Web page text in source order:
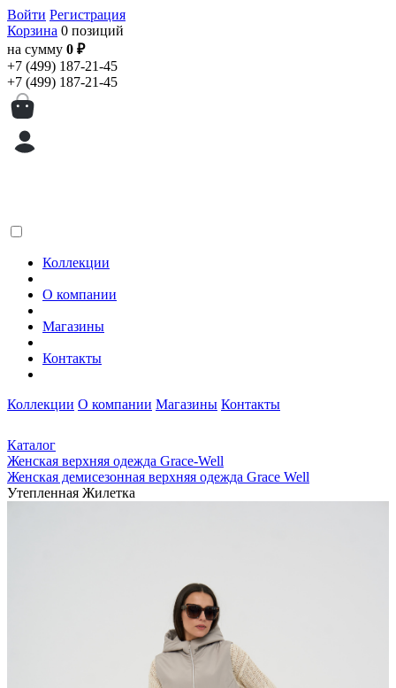
Войти Регистрация
Корзина 0 позиций
на сумму 0 ₽
+7 (499) 187-21-45
+7 (499) 187-21-45
Коллекции
О компании
Магазины
Контакты
Коллекции О компании Магазины Контакты
Каталог
Женская верхняя одежда Grace-Well
Женская демисезонная верхняя одежда Grace Well
Утепленная Жилетка